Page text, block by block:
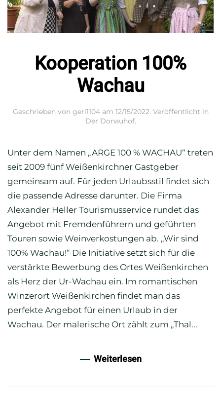
Kooperation 100%
Wachau
Geschrieben von geri1104am 12/15/2022. Veröffentlicht in
Der Donauhof.
Unter dem Namen „ARGE 100 % WACHAU“ treten
seit 2009 fünf Weißenkirchner Gastgeber
gemeinsam auf. Für jeden Urlaubsstil findet sich
die passende Adresse darunter. Die Firma
Alexander Heller Tourismusservice rundet das
Angebot mit Fremdenführern und geführten
Touren sowie Weinverkostungen ab. „Wir sind
100% Wachau!“ Die Initiative setzt sich für die
verstärkte Bewerbung des Ortes Weißenkirchen
als Herz der Ur-Wachau ein. Im romantischen
Winzerort Weißenkirchen findet man das
perfekte Angebot für einen Urlaub in der
Wachau. Der malerische Ort zählt zum „Thal...
Weiterlesen